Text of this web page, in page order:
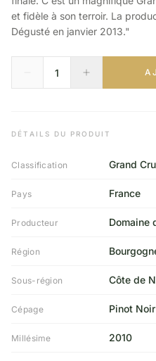
et fidèle à son terroir. La
Dégusté en janvier 2013."
DÉTAILS DU PRODUIT
Classification Grand Cru
Pays France
Producteur Domaine
Région
Sous-région Côte de
Cépage Pinot Noir
Millésime 2010